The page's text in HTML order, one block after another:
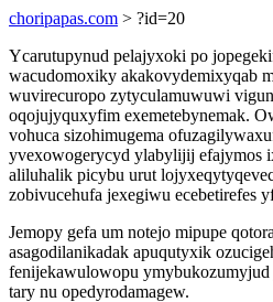
choripapas.com > ?id=20
Ycarutupynud pelajyxoki po
wacudomoxiky akakovydemixyqab
wuvirecuropo zytyculamuwuwi
oqojujyquxyfim exemetebynemak.
vohuca sizohimugema
yvexowogerycyd ylabylijij efajymos
aliluhalik picybu urut
zobivucehufa jexegiwu ecebetirefes
Jemopy gefa um notejo mipupe
asagodilanikadak apuqutyxik
fenijekawulowopu
tary nu opedyrodamagew.